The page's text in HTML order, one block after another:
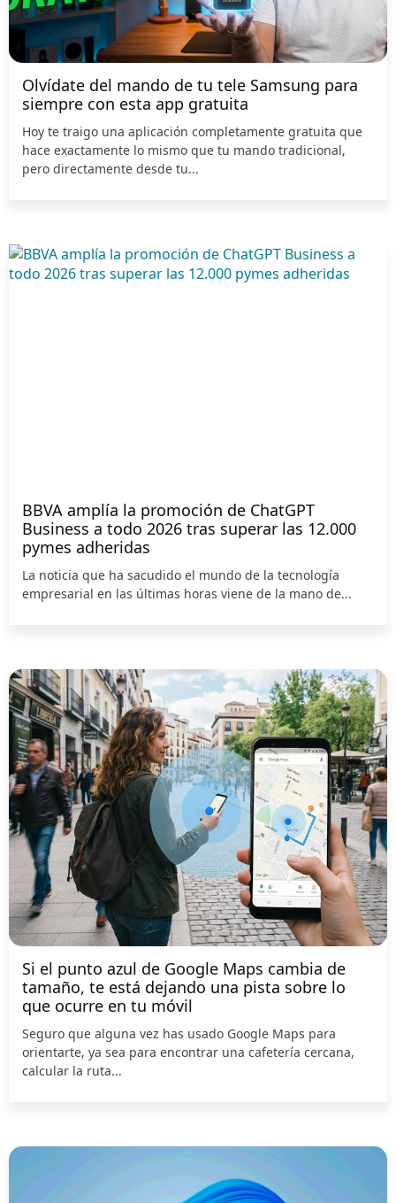
Olvídate del mando de tu tele Samsung para
siempre con esta app gratuita
Hoy te traigo una aplicación completamente gratuita que
hace exactamente lo mismo que tu mando tradicional,
pero directamente desde tu...
BBVA amplía la promoción de ChatGPT
Business a todo 2026 tras superar las 12.000
pymes adheridas
La noticia que ha sacudido el mundo de la tecnología
empresarial en las últimas horas viene de la mano de...
Si el punto azul de Google Maps cambia de
tamaño, te está dejando una pista sobre lo
que ocurre en tu móvil
Seguro que alguna vez has usado Google Maps para
orientarte, ya sea para encontrar una cafetería cercana,
calcular la ruta...